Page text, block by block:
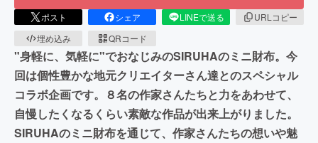
ポスト シェア LINEで送る
URLコピー
埋め込み
QRコード
"身軽に、気軽に"でおなじみのSIRUHAのミニ財布。今
回は個性豊かな地元クリエイターさん達とのスペシャル
コラボ企画です。８名の作家さんたちと力をあわせて、
自慢したくなるくらい素敵な作品が出来上がりました。
SIRUHAのミニ財布を通じて、作家さんたちの想いや魅